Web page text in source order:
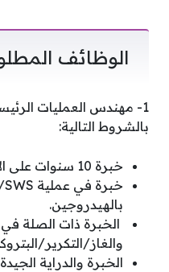
الوظائف
1- مهندس العمليات
بالشروط التالية:
خبرة 10 سنوات على الأقل ذات الصلة.
بالهيدروجين.
الخبرة ذات الصلة
والغاز/التكرير/
الخبرة والدراية